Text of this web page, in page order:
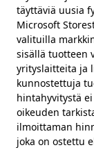
täyttäviä uusia
Microsoft
valituilla
sisällä tuotteen
yrityslaitteita ja
kunnostettuja
hintahyvitystä
oikeuden
ilmoittaman
joka on ostettu